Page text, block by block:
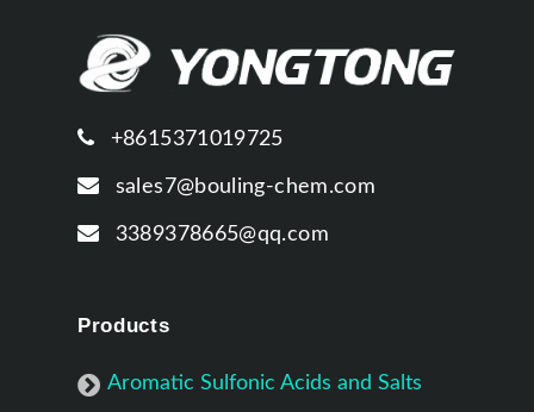
+8615371019725
sales7@bouling-chem.com
3389378665@qq.com
Products
Aromatic Sulfonic Acids and Salts